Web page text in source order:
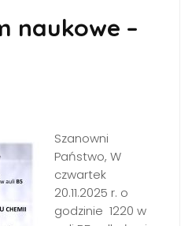
naukowe –
Szanowni
Państwo, W
czwartek
20.11.2025 r. o
godzinie 1220 w